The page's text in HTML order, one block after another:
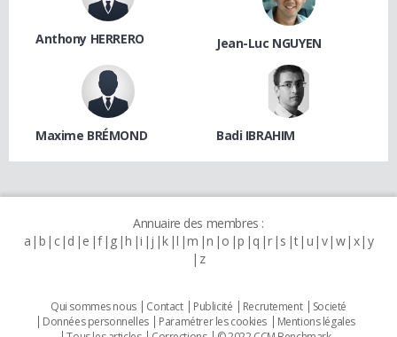
Anthony HERRERO Jean-Luc NGUYEN
Maxime BRÉMOND Badi IBRAHIM
Annuaire des membres :
a b c d e f g h i j k l m n o p q r s t u v w x y
z
Qui sommes nous Contact Publicité Recrutement
Societé
Données personnelles
Paramétrer les cookies
Mentions légales